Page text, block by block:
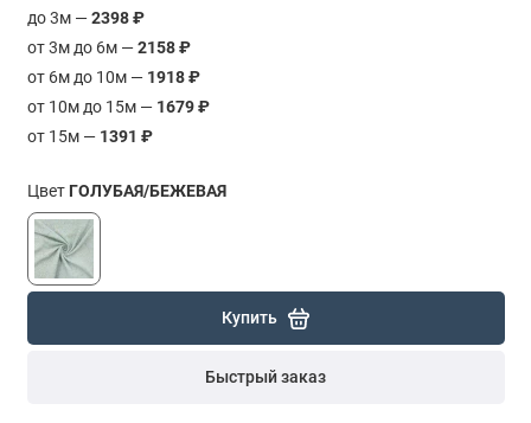
до 3м —2398 ₽
от 3м до 6м —2158 ₽
от 6м до 10м — 1918 ₽
от 10м до 15м — 1679 ₽
от 15м — 1391 ₽
Цвет ГОЛУБАЯ/БЕЖЕВАЯ
Купить
Быстрый заказ